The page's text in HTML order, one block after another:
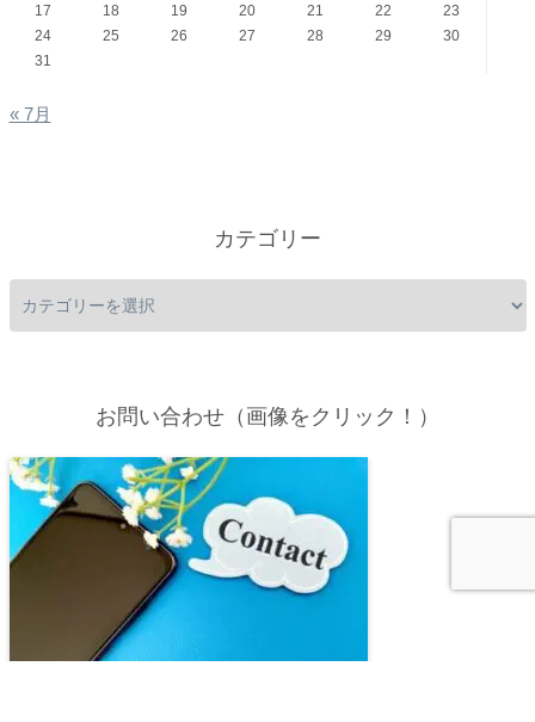
17
18 19 20 21 22
23
24
25 26 27 28 29
30
31
« 7月
カテゴリー
お問い合わせ（画像をクリック！）